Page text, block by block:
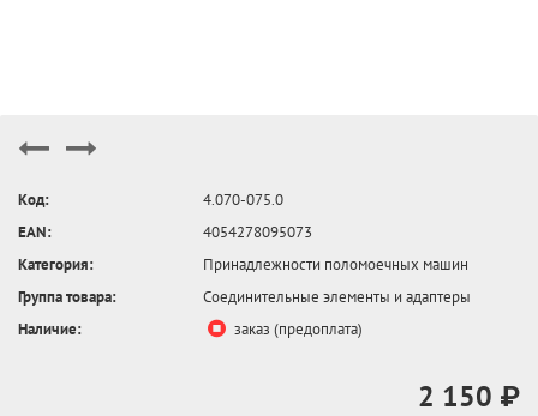
Код:
4.070-075.0
EAN:
4054278095073
Категория:
Принадлежности поломоечных машин
Группа товара:
Соединительные элементы и адаптеры
Наличие:
заказ (предоплата)
2 150 ₽